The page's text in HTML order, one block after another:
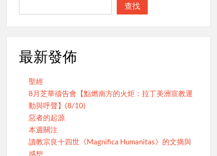
查找
最新發佈
聖經
8月芝華禱告會【點燃南方的火炬：拉丁美洲宣教運
動與呼聲】(8/10)
惡者的起源
本週關注
讀教宗良十四世《Magnifica Humanitas》的文摘與
感想